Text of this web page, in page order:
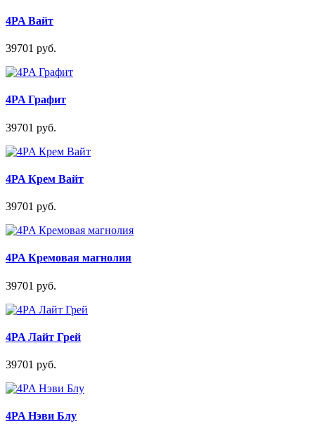
4PA Вайт
39701 руб.
4PA Графит
39701 руб.
4PA Крем Вайт
39701 руб.
4PA Кремовая магнолия
39701 руб.
4PA Лайт Грей
39701 руб.
4PA Нэви Блу